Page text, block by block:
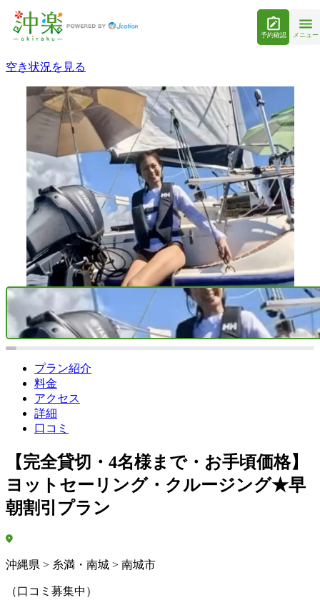
予約確認 メニュー
空き状況を見る
プラン紹介
料金
アクセス
詳細
口コミ
【完全貸切・4名様まで・お手頃価格】
ヨットセーリング・クルージング★早
朝割引プラン
沖縄県 > 糸満・南城 > 南城市
（口コミ募集中）